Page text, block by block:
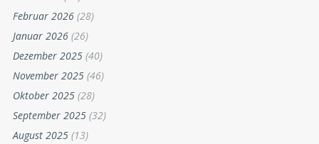
Februar 2026 (28)
Januar 2026 (26)
Dezember 2025 (40)
November 2025 (46)
Oktober 2025 (28)
September 2025 (32)
August 2025 (13)